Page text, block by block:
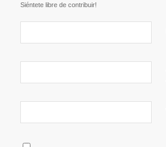
Siéntete libre de contribuir!